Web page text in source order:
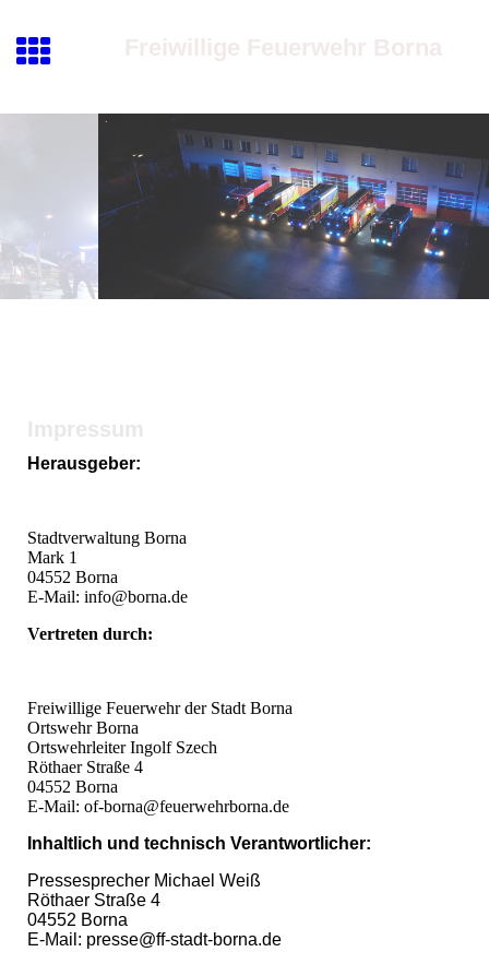
Herausgeber:
Stadtverwaltung Borna
Mark 1
04552 Borna
E-Mail: info@borna.de
Vertreten durch:
Freiwillige Feuerwehr der Stadt Borna
Ortswehr Borna
Ortswehrleiter Ingolf Szech
Röthaer Straße 4
04552 Borna
E-Mail: of-borna@feuerwehrborna.de
Inhaltlich und technisch Verantwortlicher:
Pressesprecher Michael Weiß
Röthaer Straße 4
04552 Borna
E-Mail: presse@ff-stadt-borna.de